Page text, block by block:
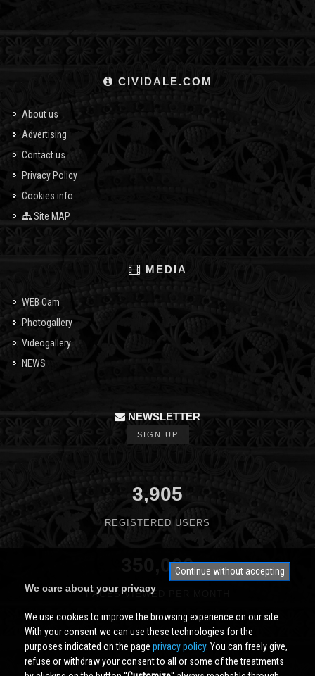
CIVIDALE.COM
About us
Advertising
Contact us
Privacy Policy
Cookies info
Site MAP
MEDIA
WEB Cam
Photogallery
Videogallery
NEWS
NEWSLETTER
SIGN UP
3,905
REGISTERED USERS
350,000
PAGES VIEWED PER MONTH
Continue without accepting
We care about your privacy
We use cookies to improve the browsing experience on our site.
With your consent we can use these technologies for the
purposes indicated on the page privacy policy. You can freely give,
refuse or withdraw your consent to all or some of the treatments